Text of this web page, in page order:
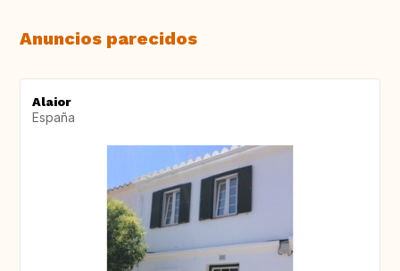
Anuncios parecidos
Alaior
España